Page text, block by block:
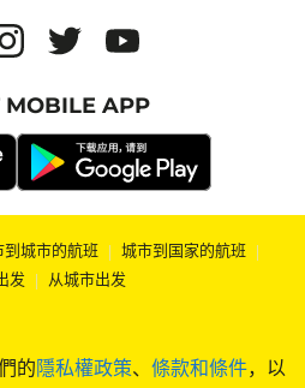
的隱私權政策、 條款和條件，以
MOBILE APP
到城市的航班 | 城市到国家的航班 |
发 | 从城市出发